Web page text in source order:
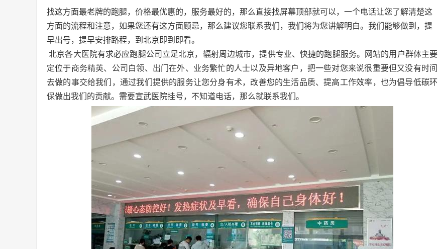
找这方面最老牌的跑腿，价格最优惠的，服务最好的，那么直接找屏幕顶部就可以，一个电话让您了解清楚这
方面的流程和注意，如果您还有这方面顾忌，那么建议您联系我们，我们将为您讲解明白。我们能够做到，提
早出号，提早安排路程，到北京即到即看。
北京各大医院有求必应跑腿公司立足北京，辐射周边城市，提供专业、快捷的跑腿服务。网站的用户群体主要
定位于商务精英、公司白领、出门在外、业务繁忙的人士以及异地客户，把一些对您来说很重要但又没有时间
去做的事交给我们，通过我们提供的服务让您分身有术，改善您的生活品质、提高工作效率，也为倡导低碳环
保做出我们的贡献。需要宣武医院挂号，不知道电话，那么就联系我们。